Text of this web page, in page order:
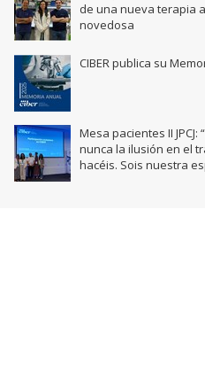
de una nueva terapia
novedosa
CIBER publica su
Mesa pacientes II JPCJ:
nunca la ilusión en el
hacéis. Sois nuestra